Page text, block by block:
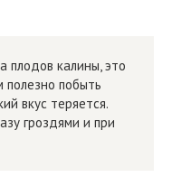
плодов калины, это
полезно побыть
вкус теряется.
гроздями и при